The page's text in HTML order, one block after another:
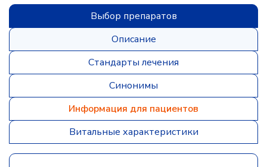
Выбор препаратов
Описание
Стандарты лечения
Синонимы
Информация для пациентов
Витальные характеристики